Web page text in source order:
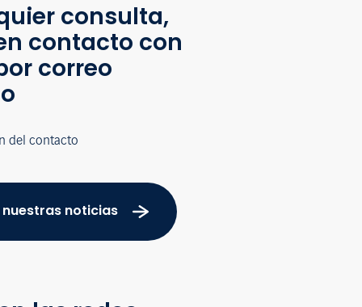
consulta,
contacto con
correo
del contacto
noticias